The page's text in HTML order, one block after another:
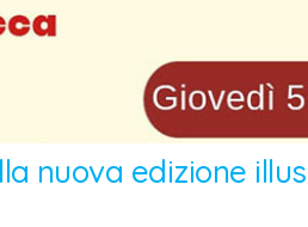
nuova edizione